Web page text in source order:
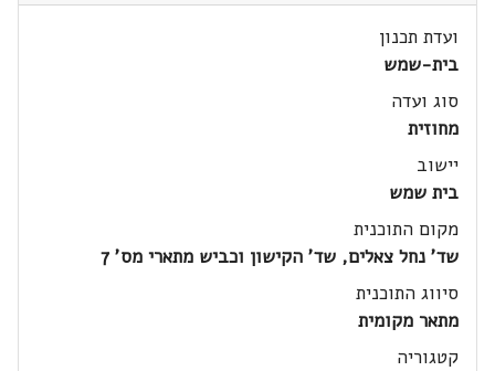
ועדת תכנון
בית-שמש
סוג ועדה
מחוזית
יישוב
בית שמש
מקום התוכנית
שד' נחל צאלים, שד' הקישון וכביש מתארי מס' 7
סיווג התוכנית
מתאר מקומית
קטגוריה